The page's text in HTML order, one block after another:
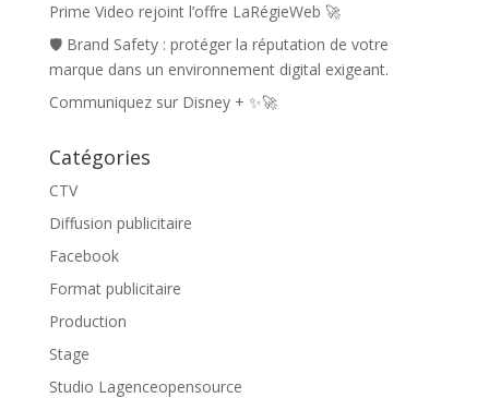
Prime Video rejoint l’offre LaRégieWeb 🚀
🛡️ Brand Safety : protéger la réputation de votre
marque dans un environnement digital exigeant.
Communiquez sur Disney + ✨🚀
Catégories
CTV
Diffusion publicitaire
Facebook
Format publicitaire
Production
Stage
Studio Lagenceopensource